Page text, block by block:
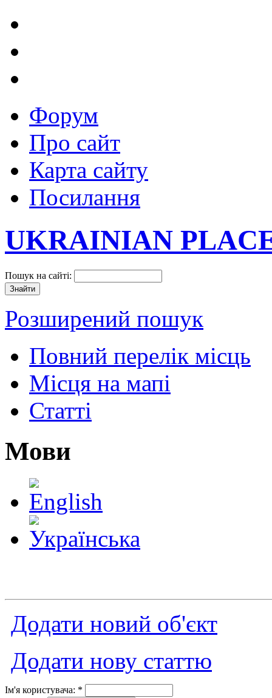
Форум
Про сайт
Карта сайту
Посилання
UKRAINIAN
Пошук на сайті:
Розширений пошук
Повний перелік місць
Місця на мапі
Статті
Мови
Додати новий об'єкт
Додати нову статтю
Ім'я користувача: *